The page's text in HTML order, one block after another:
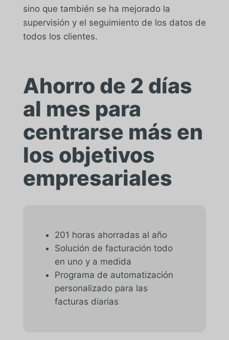
sino que también se ha mejorado la
supervisión y el seguimiento de los datos de
todos los clientes.
Ahorro de 2 días
al mes para
centrarse más en
los objetivos
empresariales
201 horas ahorradas al año
Solución de facturación todo
en uno y a medida
Programa de automatización
personalizado para las
facturas diarias